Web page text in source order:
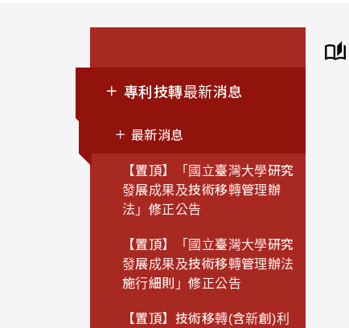
專利技轉最新消息
最新消息
【置頂】「國立臺灣大學研究
發展成果及技術移轉管理辦
法」修正公告
【置頂】「國立臺灣大學研究
發展成果及技術移轉管理辦法
施行細則」修正公告
【置頂】技術移轉(含新創)利